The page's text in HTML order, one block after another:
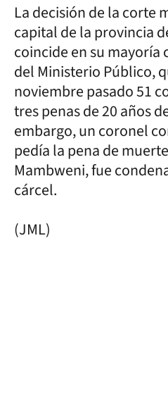
La decisión de la corte
capital de la provincia
coincide en su mayoría
del Ministerio Público,
noviembre pasado 51
tres penas de 20 años
embargo, un coronel
pedía la pena de
Mambweni, fue
cárcel.
(JML)